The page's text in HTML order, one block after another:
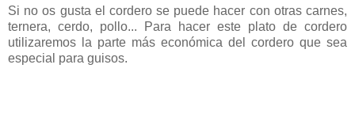
Si no os gusta el cordero se puede hacer con otras carnes,
ternera, cerdo, pollo... Para hacer este plato de cordero
utilizaremos la parte más económica del cordero que sea
especial para guisos.